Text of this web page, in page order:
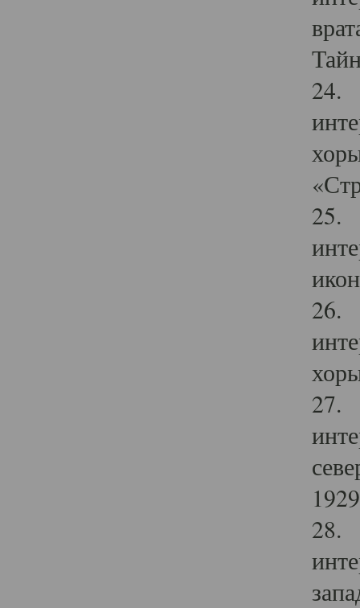
24.
25.
26.
27.
28.